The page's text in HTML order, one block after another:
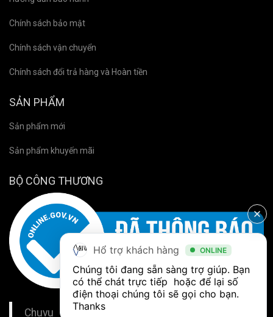
Chính sách bảo mật
Chính sách vận chuyển
Chính sách đổi trả hàng và Hoàn tiền
SẢN PHẨM
Sản phẩm mới
Sản phẩm khuyến mãi
BỘ CÔNG THƯƠNG
Chuvu
Hổ trợ khách hàng ONLINE
Chúng tôi đang sẵn sàng trợ giúp. Bạn
có thể chát trực tiếp  hoặc để lại số
điện thoại chúng tôi sẽ gọi cho bạn.
Thanks